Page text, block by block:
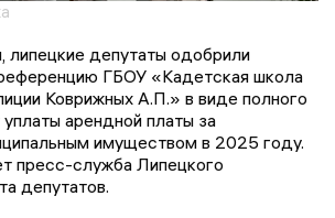
липецкие депутаты одобрили
ГБОУ «Кадетская школа
Коврижных А.П.» в виде полного
арендной платы за
имуществом в 2025 году.
пресс-служба Липецкого
депутатов.